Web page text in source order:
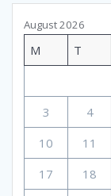
August 2026
M T
3
4
10
11
17
18